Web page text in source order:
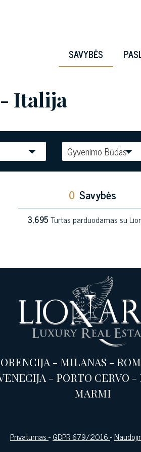
SAVYBĖS
Italija
Gyvenimo Būdas
0 Savybės
3,695Turtas parduodamas su
- MILANAS -
- PORTO CERVO -
MARMI
Privatumas-GDPR 679/2016-